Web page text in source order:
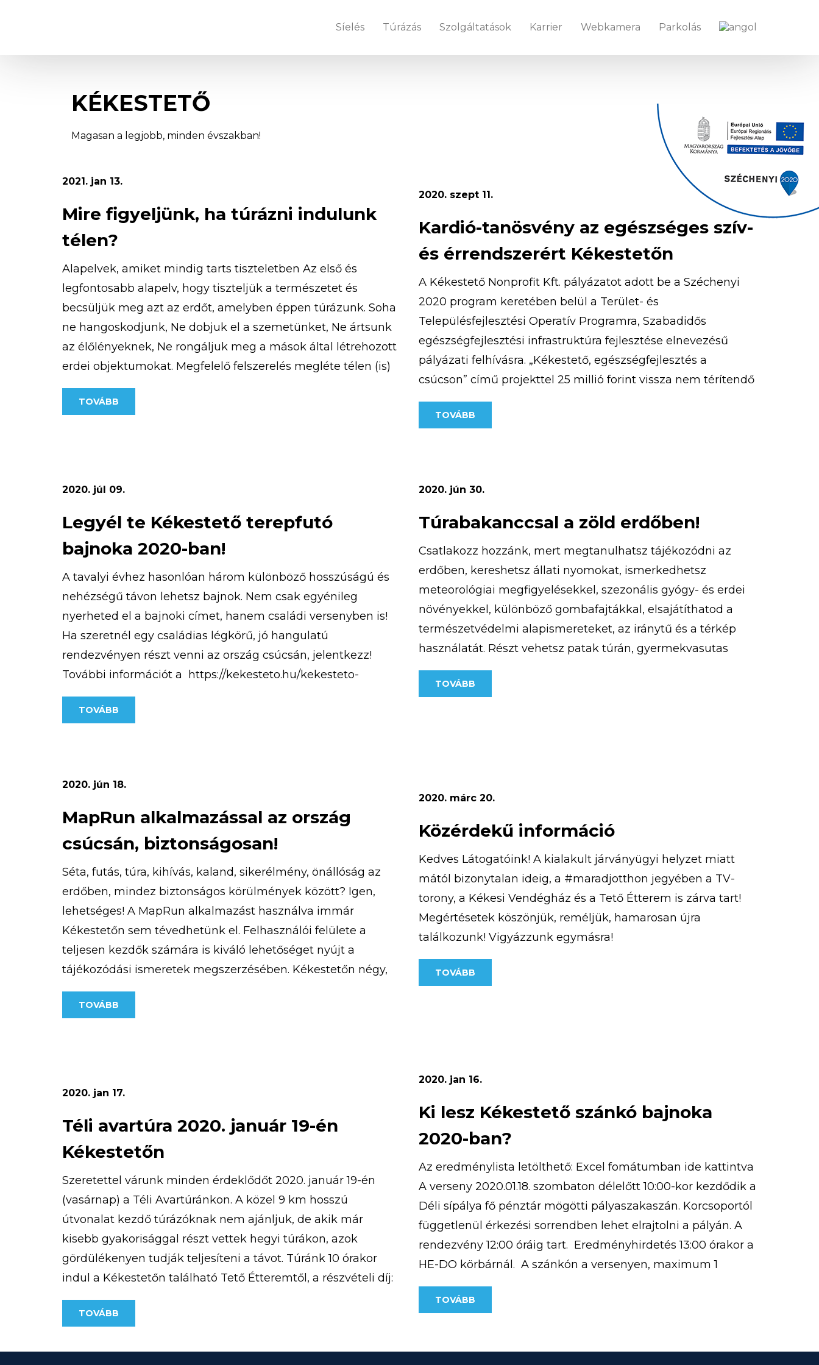
Síelés Túrázás Szolgáltatások Karrier Webkamera Parkolás
KÉKESTETŐ
Magasan a legjobb, minden évszakban!
2021. jan 13.
Mire figyeljünk, ha túrázni indulunk
télen?
Alapelvek, amiket mindig tarts tiszteletben Az első és
legfontosabb alapelv, hogy tiszteljük a természetet és
becsüljük meg azt az erdőt, amelyben éppen túrázunk. Soha
ne hangoskodjunk, Ne dobjuk el a szemetünket, Ne ártsunk
az élőlényeknek, Ne rongáljuk meg a mások által létrehozott
erdei objektumokat. Megfelelő felszerelés megléte télen (is)
Fontos, hogy akár hosszabb, akár rövidebb túrát […]
TOVÁBB
2020. szept 11.
Kardió-tanösvény az egészséges szív-
és érrendszerért Kékestetőn
A Kékestető Nonprofit Kft. pályázatot adott be a Széchenyi
2020 program keretében belül a Terület- és
Településfejlesztési Operatív Programra, Szabadidős
egészségfejlesztési infrastruktúra fejlesztése elnevezésű
pályázati felhívásra. „Kékestető, egészségfejlesztés a
csúcson” című projekttel 25 millió forint vissza nem térítendő
európai uniós támogatást nyert. 2020. szeptember 9-én
átadásra került a pályázat részeként megvalósult kardió
TOVÁBB
2020. júl 09.
Legyél te Kékestető terepfutó
bajnoka 2020-ban!
A tavalyi évhez hasonlóan három különböző hosszúságú és
nehézségű távon lehetsz bajnok. Nem csak egyénileg
nyerheted el a bajnoki címet, hanem családi versenyben is!
Ha szeretnél egy családias légkörű, jó hangulatú
rendezvényen részt venni az ország csúcsán, jelentkezz!
További információt a https://kekesteto.hu/kekesteto-
terepfuto-verseny/ weboldalon találsz. Számítunk rád, mert
magasan a legjobb!
TOVÁBB
2020. jún 30.
Túrabakanccsal a zöld erdőben!
Csatlakozz hozzánk, mert megtanulhatsz tájékozódni az
erdőben, kereshetsz állati nyomokat, ismerkedhetsz
meteorológiai megfigyelésekkel, szezonális gyógy- és erdei
növényekkel, különböző gombafajtákkal, elsajátíthatod a
természetvédelmi alapismereteket, az iránytű és a térkép
használatát. Részt vehetsz patak túrán, gyermekvasutas
kiránduláson, aranymosáson, túrázhatsz, eközben pedig
megismerheted a turistajelzéseket is. Ezeken felül
TOVÁBB
2020. jún 18.
MapRun alkalmazással az ország
csúcsán, biztonságosan!
Séta, futás, túra, kihívás, kaland, sikerélmény, önállóság az
erdőben, mindez biztonságos körülmények között? Igen,
lehetséges! A MapRun alkalmazást használva immár
Kékestetőn sem tévedhetünk el. Felhasználói felülete a
teljesen kezdők számára is kiváló lehetőséget nyújt a
tájékozódási ismeretek megszerzésében. Kékestetőn négy,
különböző nehézségű MapRun pálya érhető el. A
kivitelezésnél egyik fő szempont volt, hogy olyan
TOVÁBB
2020. márc 20.
Közérdekű információ
Kedves Látogatóink! A kialakult járványügyi helyzet miatt
mától bizonytalan ideig, a #maradjotthon jegyében a TV-
torony, a Kékesi Vendégház és a Tető Étterem is zárva tart!
Megértésetek köszönjük, reméljük, hamarosan újra
találkozunk! Vigyázzunk egymásra!
TOVÁBB
2020. jan 17.
Téli avartúra 2020. január 19-én
Kékestetőn
Szeretettel várunk minden érdeklődőt 2020. január 19-én
(vasárnap) a Téli Avartúránkon. A közel 9 km hosszú
útvonalat kezdő túrázóknak nem ajánljuk, de akik már
kisebb gyakorisággal részt vettek hegyi túrákon, azok
gördülékenyen tudják teljesíteni a távot. Túránk 10 órakor
indul a Kékestetőn található Tető Étteremtől, a részvételi díj:
500 Ft/fő A pontos útvonal az alábbi […]
TOVÁBB
2020. jan 16.
Ki lesz Kékestető szánkó bajnoka
2020-ban?
Az eredménylista letölthető: Excel fomátumban ide kattintva
A verseny 2020.01.18. szombaton délelőtt 10:00-kor kezdődik a
Déli sípálya fő pénztár mögötti pályaszakaszán. Korcsoportól
függetlenül érkezési sorrendben lehet elrajtolni a pályán. A
rendezvény 12:00 óráig tart. Eredményhirdetés 13:00 órakor a
HE-DO körbárnál. A szánkón a versenyen, maximum 1
személy tartózkodhat. A versenyre korcsoportoknak
megfelelően lehet majd nevezni […]
TOVÁBB